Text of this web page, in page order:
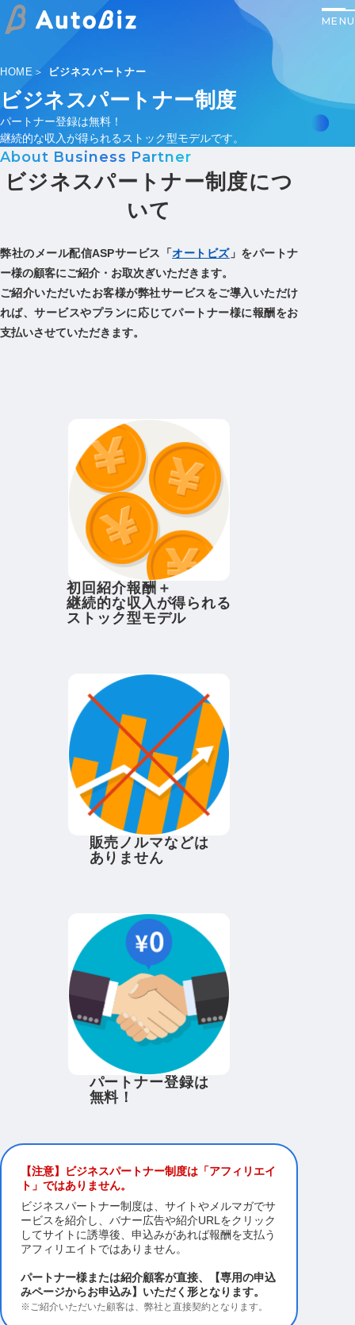
HOME ビジネスパートナー
ビジネスパートナー制度
パートナー登録は無料！
継続的な収入が得られるストック型モデルです。
About Business Partner
ビジネスパートナー制度につ
いて
弊社のメール配信ASPサービス「オートビズ」をパートナ
ー様の顧客にご紹介・お取次ぎいただきます。
ご紹介いただいたお客様が弊社サービスをご導入いただけ
れば、サービスやプランに応じてパートナー様に報酬をお
支払いさせていただきます。
初回紹介報酬＋
継続的な収入が得られる
ストック型モデル
販売ノルマなどは
ありません
パートナー登録は
無料！
【注意】ビジネスパートナー制度は「アフィリエイ
ト」ではありません。
ビジネスパートナー制度は、サイトやメルマガでサ
ービスを紹介し、バナー広告や紹介URLをクリック
してサイトに誘導後、申込みがあれば報酬を支払う
アフィリエイトではありません。
パートナー様または紹介顧客が直接、【専用の申込
みページからお申込み】いただく形となります。
※ご紹介いただいた顧客は、弊社と直接契約となります。